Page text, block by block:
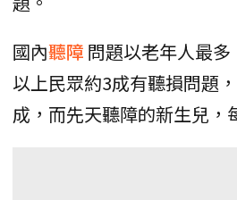
國內聽障 問題以老年人最
以上民眾約3成有聽損問題
成，而先天聽障的新生兒，